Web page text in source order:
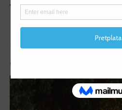
TRI MITA: Istina
prazan stomak
Trčanje na prazan želudac – da
Objavio